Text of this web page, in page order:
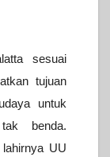
sesuai
tujuan
untuk
benda.
UU